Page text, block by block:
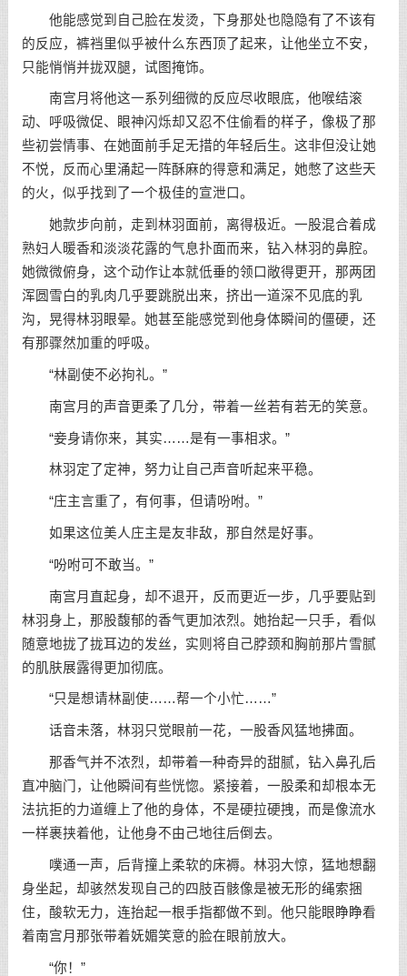
他能感觉到自己脸在发烫，下身那处也隐隐有了不该有
的反应，裤裆里似乎被什么东西顶了起来，让他坐立不安，
只能悄悄并拢双腿，试图掩饰。
南宫月将他这一系列细微的反应尽收眼底，他喉结滚
动、呼吸微促、眼神闪烁却又忍不住偷看的样子，像极了那
些初尝情事、在她面前手足无措的年轻后生。这非但没让她
不悦，反而心里涌起一阵酥麻的得意和满足，她憋了这些天
的火，似乎找到了一个极佳的宣泄口。
她款步向前，走到林羽面前，离得极近。一股混合着成
熟妇人暖香和淡淡花露的气息扑面而来，钻入林羽的鼻腔。
她微微俯身，这个动作让本就低垂的领口敞得更开，那两团
浑圆雪白的乳肉几乎要跳脱出来，挤出一道深不见底的乳
沟，晃得林羽眼晕。她甚至能感觉到他身体瞬间的僵硬，还
有那骤然加重的呼吸。
“林副使不必拘礼。”
南宫月的声音更柔了几分，带着一丝若有若无的笑意。
“妾身请你来，其实……是有一事相求。”
林羽定了定神，努力让自己声音听起来平稳。
“庄主言重了，有何事，但请吩咐。”
如果这位美人庄主是友非敌，那自然是好事。
“吩咐可不敢当。”
南宫月直起身，却不退开，反而更近一步，几乎要贴到
林羽身上，那股馥郁的香气更加浓烈。她抬起一只手，看似
随意地拢了拢耳边的发丝，实则将自己脖颈和胸前那片雪腻
的肌肤展露得更加彻底。
“只是想请林副使……帮一个小忙……”
话音未落，林羽只觉眼前一花，一股香风猛地拂面。
那香气并不浓烈，却带着一种奇异的甜腻，钻入鼻孔后
直冲脑门，让他瞬间有些恍惚。紧接着，一股柔和却根本无
法抗拒的力道缠上了他的身体，不是硬拉硬拽，而是像流水
一样裹挟着他，让他身不由己地往后倒去。
噗通一声，后背撞上柔软的床褥。林羽大惊，猛地想翻
身坐起，却骇然发现自己的四肢百骸像是被无形的绳索捆
住，酸软无力，连抬起一根手指都做不到。他只能眼睁睁看
着南宫月那张带着妩媚笑意的脸在眼前放大。
“你！”